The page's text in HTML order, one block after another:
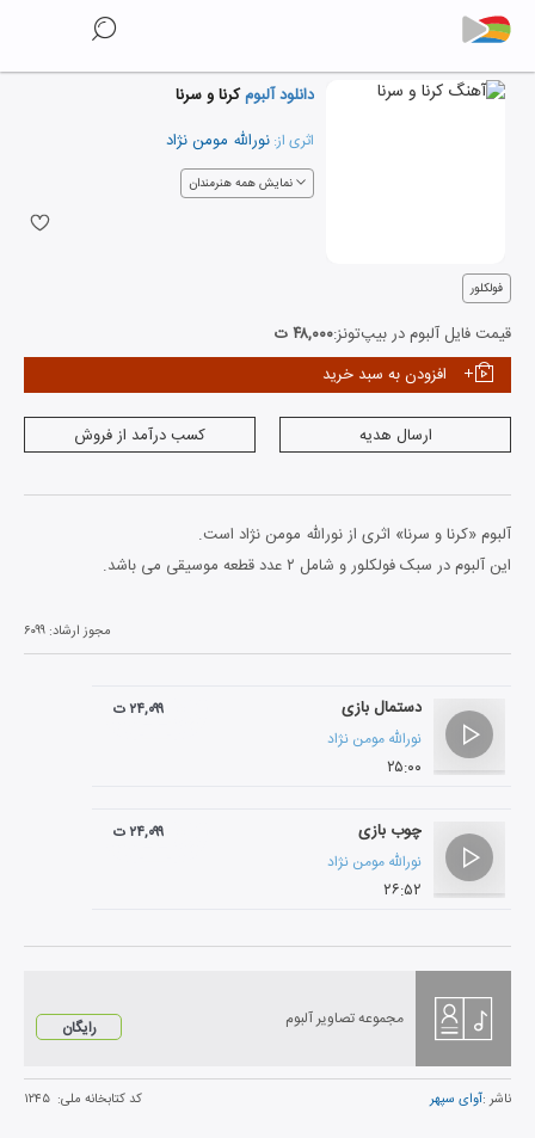
دانلود آلبومکرنا و سرنا
اثری از: نورالله مومن نژاد
نمایش همه هنرمندان
فولکلور
قیمت فایل آلبوم در بیپ‌تونز:۴۸,۰۰۰ ت
افزودن به سبد خرید
ارسال هدیه کسب درآمد از فروش
آلبوم «کرنا و سرنا» اثری از نورالله مومن نژاد است.
این آلبوم در سبک فولکلور و شامل ۲ عدد قطعه موسیقی می باشد.
مجوز ارشاد: ۶۰۹۹
دستمال بازی
نورالله مومن نژاد
۲۵:۰۰
۲۴,۰۹۹ ت
چوب بازی
نورالله مومن نژاد
۲۶:۵۲
۲۴,۰۹۹ ت
مجموعه تصاویر آلبوم رایگان
ناشر :آوای سپهر کد کتابخانه ملی: ۱۲۴۵